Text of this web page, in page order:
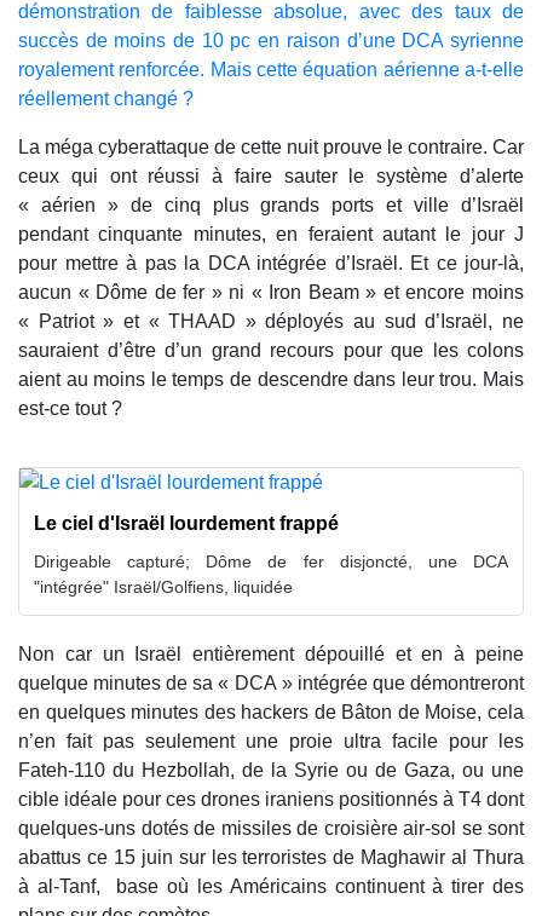
démonstration de faiblesse absolue, avec des taux de
succès de moins de 10 pc en raison d’une DCA syrienne
royalement renforcée. Mais cette équation aérienne a-t-elle
réellement changé ?
La méga cyberattaque de cette nuit prouve le contraire. Car
ceux qui ont réussi à faire sauter le système d’alerte
« aérien » de cinq plus grands ports et ville d’Israël
pendant cinquante minutes, en feraient autant le jour J
pour mettre à pas la DCA intégrée d’Israël. Et ce jour-là,
aucun « Dôme de fer » ni « Iron Beam » et encore moins
« Patriot » et « THAAD » déployés au sud d’Israël, ne
sauraient d’être d’un grand recours pour que les colons
aient au moins le temps de descendre dans leur trou. Mais
est-ce tout ?
Le ciel d'Israël lourdement frappé
Dirigeable capturé; Dôme de fer disjoncté, une DCA
"intégrée" Israël/Golfiens, liquidée
Non car un Israël entièrement dépouillé et en à peine
quelque minutes de sa « DCA » intégrée que démontreront
en quelques minutes des hackers de Bâton de Moise, cela
n’en fait pas seulement une proie ultra facile pour les
Fateh-110 du Hezbollah, de la Syrie ou de Gaza, ou une
cible idéale pour ces drones iraniens positionnés à T4 dont
quelques-uns dotés de missiles de croisière air-sol se sont
abattus ce 15 juin sur les terroristes de Maghawir al Thura
à al-Tanf, base où les Américains continuent à tirer des